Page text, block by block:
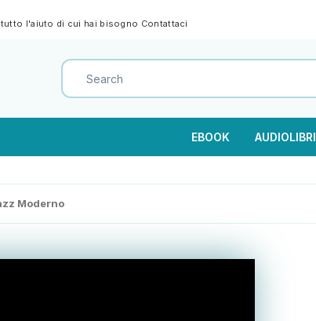
l'aiuto di cui hai bisogno Contattaci
EBOOK AUDIOLIBRI
Moderno